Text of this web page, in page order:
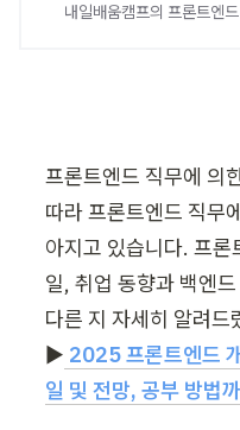
내일배움캠프의 프론트엔
프론트엔드 직무에 의
따라 프론트엔드 직무
아지고 있습니다. 프
일, 취업 동향과 백엔
다른 지 자세히 알려드
▶︎ 2025 프론트엔드
일 및 전망, 공부 방법